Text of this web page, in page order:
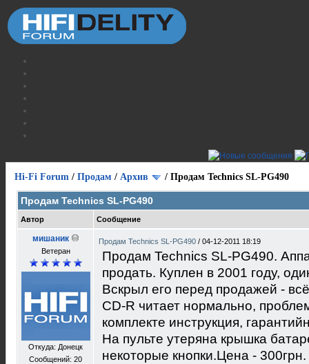
Hi-Fi Forum / Продам / Архив / Продам Technics SL-PG490
Продам Technics SL-PG490
Автор Сообщение
мишаник
Ветеран
Откуда: Донецк
Сообщений: 20
Продам Technics SL-PG490 / 04-12-2011 18:19
Продам Technics SL-PG490.
продать. Куплен в 2001 году,
Вскрыл его перед продажей -
CD-R читает нормально,
комплекте инструкция,
На пульте утеряна крышка
некоторые кнопки.Цена -